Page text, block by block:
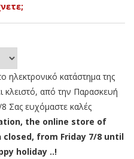
κατάστημα της
κλειστό, από την Παρασκευή
Σας ευχόμαστε καλές
the online store of
from Friday 7/8 until
holiday ..!